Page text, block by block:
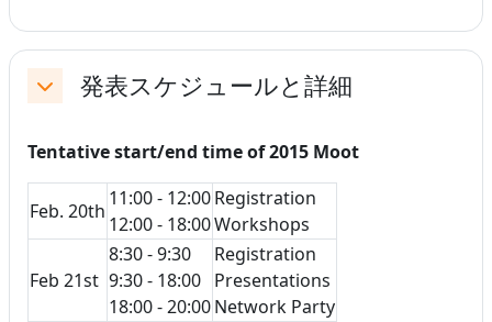
折りたたむ発表スケジュールと詳細
Tentative start/end time of 2015 Moot
Feb. 20th
11:00 - 12:00
12:00 - 18:00
Registration
Workshops
Feb 21st
8:30 - 9:30
9:30 - 18:00
18:00 - 20:00
Registration
Presentations
Network Party